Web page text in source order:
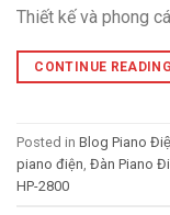
Thiết kế và phong
CONTINUE READING
Posted in Blog Piano
piano điện Đàn Piano
HP-2800